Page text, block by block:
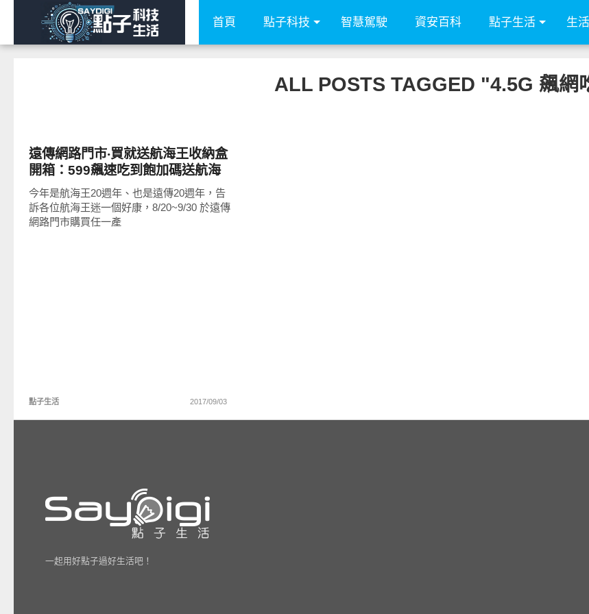
首頁 點子科技 智慧駕駛 資安百科 點子生活 生
ALL POSTS TAGGED "4.5G 飆網
遠傳網路門市‧買就送航海王收納盒
開箱：599飆速吃到飽加碼送航海
王28吋行李箱（附 4.5G 上網速度
測試）
今年是航海王20週年、也是遠傳20週年，告
訴各位航海王迷一個好康，8/20~9/30 於遠傳
網路門市購買任一產
點子生活 2017/09/03
一起用好點子過好生活吧！